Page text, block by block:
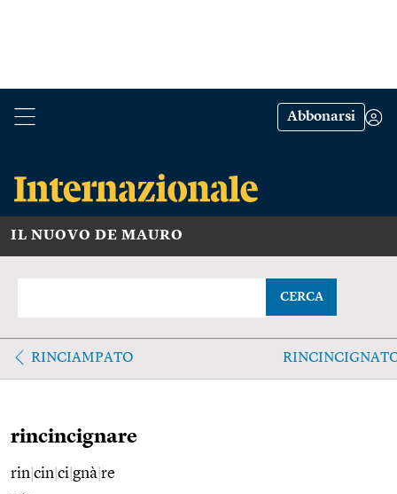
Abbonarsi
IL NUOVO DE MAURO
CERCA
RINCIAMPATO
rincincignare
rin cin ci gnà re